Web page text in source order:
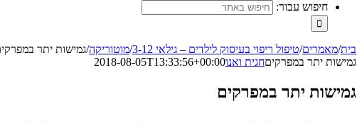
חיפוש עבור:
בית/מאמרים/טיפול ריפוי בעיסוק לילדים – גילאי 3-12 /מוטוריקה/גמישות יתר
גמישות יתר במפרקיםחגית ואנו2018-08-05T13:33:56+00:00
גמישות יתר במפרקים